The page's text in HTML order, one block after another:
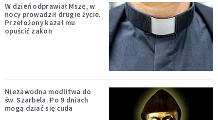
W dzień odprawiał Mszę, w
nocy prowadził drugie życie.
Przełożony kazał mu
opuścić zakon
Niezawodna modlitwa do
św. Szarbela. Po 9 dniach
mogą dziać się cuda